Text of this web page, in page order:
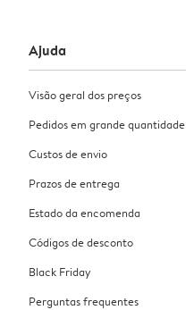
Ajuda
Visão geral dos preços
Pedidos em grande quantidade
Custos de envio
Prazos de entrega
Estado da encomenda
Códigos de desconto
Black Friday
Perguntas frequentes